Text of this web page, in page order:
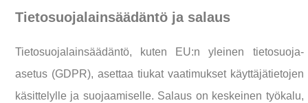
Tietosuojalainsäädäntö ja salaus
Tietosuojalainsäädäntö, kuten EU:n yleinen tietosuoja-
asetus (GDPR), asettaa tiukat vaatimukset käyttäjätietojen
käsittelylle ja suojaamiselle. Salaus on keskeinen työkalu,